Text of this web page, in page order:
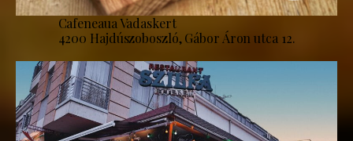
Cafeneaua Vadaskert
4200 Hajdúszoboszló, Gábor Áron utca 12.